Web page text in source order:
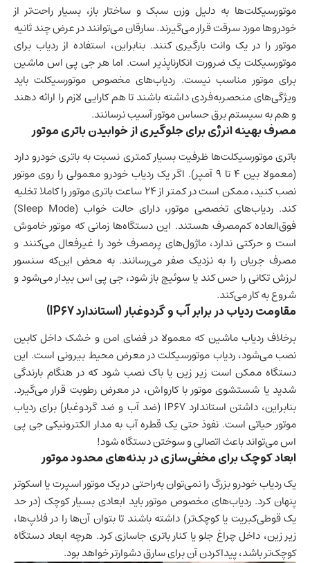
موتورسیکلت‌ها به دلیل وزن سبک و ساختار باز، بسیار راحت‌تر از
خودروها مورد سرقت قرار می‌گیرند. سارقان می‌توانند در عرض چند ثانیه
موتور را در یک وانت بارگیری کنند. بنابراین، استفاده از ردیاب برای
موتورسیکلت یک ضرورت انکارناپذیر است. اما هر جی پی اس ماشین
برای موتور مناسب نیست. ردیاب‌های مخصوص موتورسیکلت باید
ویژگی‌های منحصربه‌فردی داشته باشند تا هم کارایی لازم را ارائه دهند
و هم به سیستم برق حساس موتور آسیب نرسانند.
مصرف بهینه انرژی برای جلوگیری از خوابیدن باتری موتور
باتری موتورسیکلت‌ها ظرفیت بسیار کمتری نسبت به باتری خودرو دارد
(معمولا بین ۴ تا ۹ آمپر). اگر یک ردیاب خودرو معمولی را روی موتور
نصب کنید، ممکن است در کمتر از ۲۴ ساعت باتری موتور را کاملا تخلیه
کند. ردیاب‌های تخصصی موتور، دارای حالت خواب (Sleep Mode)
فوق‌العاده کم‌مصرف هستند. این دستگاه‌ها زمانی که موتور خاموش
است و حرکتی ندارد، ماژول‌های پرمصرف خود را غیرفعال می‌کنند و
مصرف جریان را به نزدیک صفر می‌رسانند. به محض این‌که سنسور
لرزش تکانی را حس کند یا سوئیچ باز شود، جی پی اس بیدار می‌شود و
شروع به کار می‌کند.
مقاومت ردیاب در برابر آب و گردوغبار (استاندارد IP67)
برخلاف ردیاب ماشین که معمولا در فضای امن و خشک داخل کابین
نصب می‌شود، ردیاب موتورسیکلت در معرض محیط بیرونی است. این
دستگاه ممکن است زیر زین یا باک نصب شود که در هنگام بارندگی
شدید یا شستشوی موتور با کارواش، در معرض رطوبت قرار می‌گیرد.
بنابراین، داشتن استاندارد IP67 (ضد آب و ضد گردوغبار) برای ردیاب
موتور حیاتی است. نفوذ حتی یک قطره آب به مدار الکترونیکی جی پی
اس می‌تواند باعث اتصالی و سوختن دستگاه شود!
ابعاد کوچک برای مخفی‌سازی در بدنه‌های محدود موتور
یک ردیاب خودرو بزرگ را نمی‌توان به‌راحتی در یک موتور اسپرت یا اسکوتر
پنهان کرد. ردیاب‌های مخصوص موتور باید ابعادی بسیار کوچک (در حد
یک قوطی‌کبریت یا کوچک‌تر) داشته باشند تا بتوان آن‌ها را در فلاپ‌ها،
زیر زین، داخل چراغ جلو یا کنار باتری جاسازی کرد. هرچه ابعاد دستگاه
کوچک‌تر باشد، پیداکردن آن برای سارق دشوارتر خواهد بود.